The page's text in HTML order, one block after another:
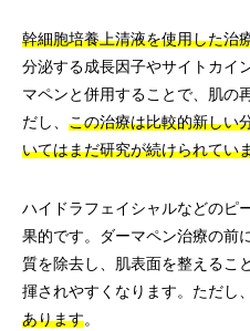
幹細胞培養上清液を使用した治
分泌する成長因子やサイトカイ
マペンと併用することで、肌の
だし、 この治療は比較的新しい
いてはまだ研究が続けられてい
ハイドラフェイシャルなどのピ
果的です。ダーマペン治療の前
質を除去し、肌表面を整えるこ
揮されやすくなります。ただし、
あります。